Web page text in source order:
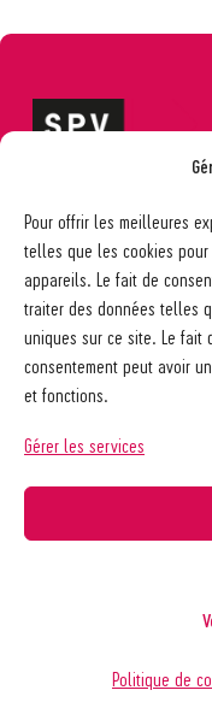
Pour offrir les meilleures
telles que les cookies
appareils. Le fait de
traiter des données telles
uniques sur ce site. Le fait
consentement peut avoir
et fonctions.
Gérer les services
Politique de
Ch. des Allinges 2
1006 Lausanne
021 617 65 59
info@spv-vd.ch
FAQ
Les associations
Nos guides pratiques
agence web